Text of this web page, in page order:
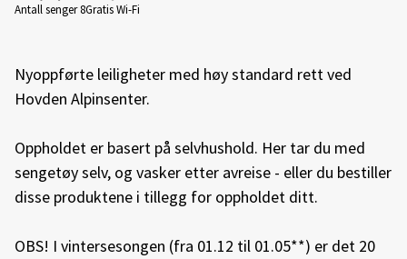
Antall senger 8Gratis Wi-Fi
Nyoppførte leiligheter med høy standard rett ved
Hovden Alpinsenter.
Oppholdet er basert på selvhushold. Her tar du med
sengetøy selv, og vasker etter avreise - eller du bestiller
disse produktene i tillegg for oppholdet ditt.
OBS! I vintersesongen (fra 01.12 til 01.05**) er det 20